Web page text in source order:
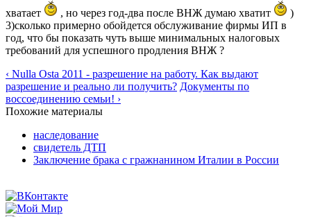
хватает
, но через год-два после ВНЖ думаю хватит
)
3)сколько примерно обойдется обслуживание фирмы ИП в
год, что бы показать чуть выше минимальных налоговых
требований для успешного продления ВНЖ ?
‹ Nulla Osta 2011 - разрешение на работу. Как выдают
разрешение и реально ли получить? Документы по
воссоединению семьи! ›
Похожие материалы
наследование
свидетель ДТП
Заключение брака с гражнанином Италии в России